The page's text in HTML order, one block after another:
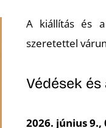
A kiállítás és a
szeretettel
Védések
2026. június 9.,